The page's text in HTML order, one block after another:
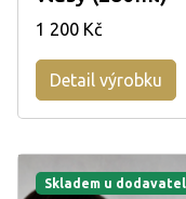
1 200 Kč
Detail výrobku
Skladem u